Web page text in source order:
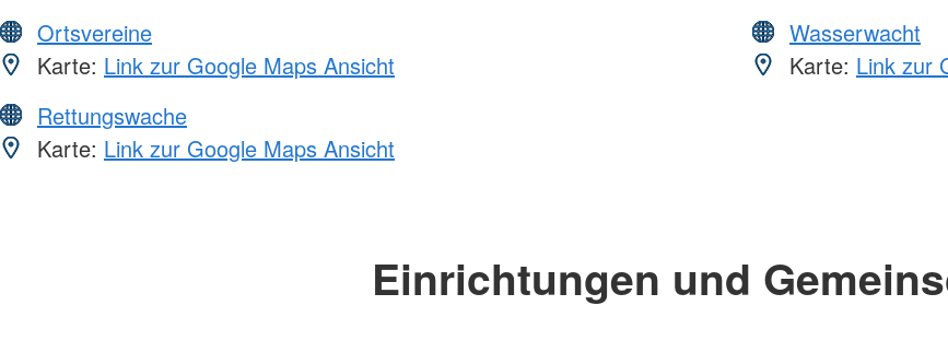
Ortsvereine
Karte: Link zur Google Maps Ansicht
Rettungswache
Karte: Link zur Google Maps Ansicht
Wasserwacht
Karte: Link zur
Einrichtungen und